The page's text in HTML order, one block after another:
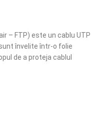
– FTP) este un cablu UTP
învelite într-o folie
de a proteja cablul